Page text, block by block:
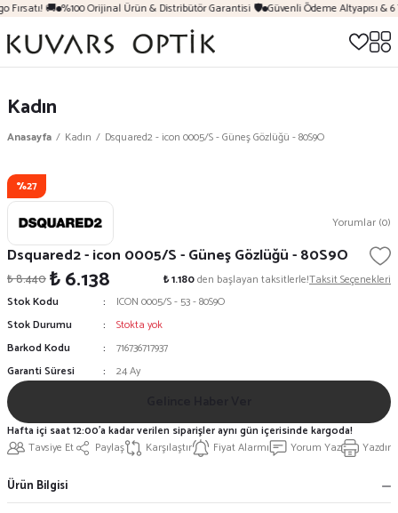
Fırsatı! 🚚 %100 Orijinal Ürün & Distribütör Garantisi 🛡️ Güvenli Ödeme Altyapısı &
Kadın
Anasayfa Kadın Dsquared2 - icon 0005/S - Güneş Gözlüğü - 80S9O
%27
Yorumlar (0)
Dsquared2 - icon 0005/S - Güneş Gözlüğü - 80S9O
₺ 8.440₺ 6.138 ₺ 1.180den başlayan taksitlerle!Taksit Seçenekleri
Stok Kodu
ICON 0005/S - 53 - 80S9O
Stok Durumu
Stokta yok
Barkod Kodu
716736717937
Garanti Süresi
24 Ay
Tavsiye Et Paylaş Karşılaştır Fiyat Alarmı Yorum Yaz Yazdır
Hafta içi saat 12:00'a kadar verilen siparişler aynı gün içerisinde kargoda!
Ürün Bilgisi